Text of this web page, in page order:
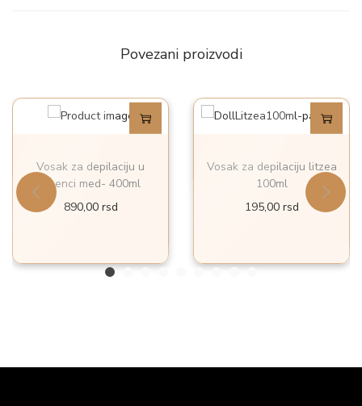
Povezani proizvodi
Vosak za depilaciju u
limenci med- 400ml
890,00 rsd
Vosak za depilaciju litzea
100ml
195,00 rsd